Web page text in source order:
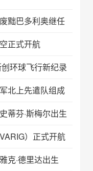
黜巴多利奥继任
正式开航
创环球飞行新纪录
北上先遣队组成
蒂芬·斯梅尔出生
）正式开航
克·德里达出生